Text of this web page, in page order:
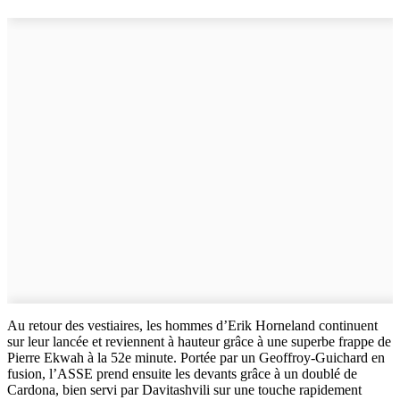
Au retour des vestiaires, les hommes d’Erik Horneland continuent
sur leur lancée et reviennent à hauteur grâce à une superbe frappe de
Pierre Ekwah à la 52e minute. Portée par un Geoffroy-Guichard en
fusion, l’ASSE prend ensuite les devants grâce à un doublé de
Cardona, bien servi par Davitashvili sur une touche rapidement